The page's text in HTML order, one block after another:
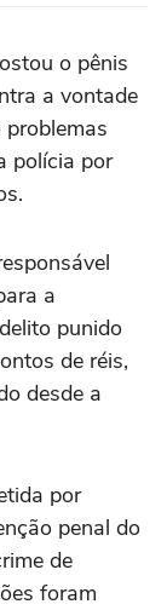
o pênis
a vontade
polícia por
a
punido
de réis,
desde a
por
penal do
de
foram